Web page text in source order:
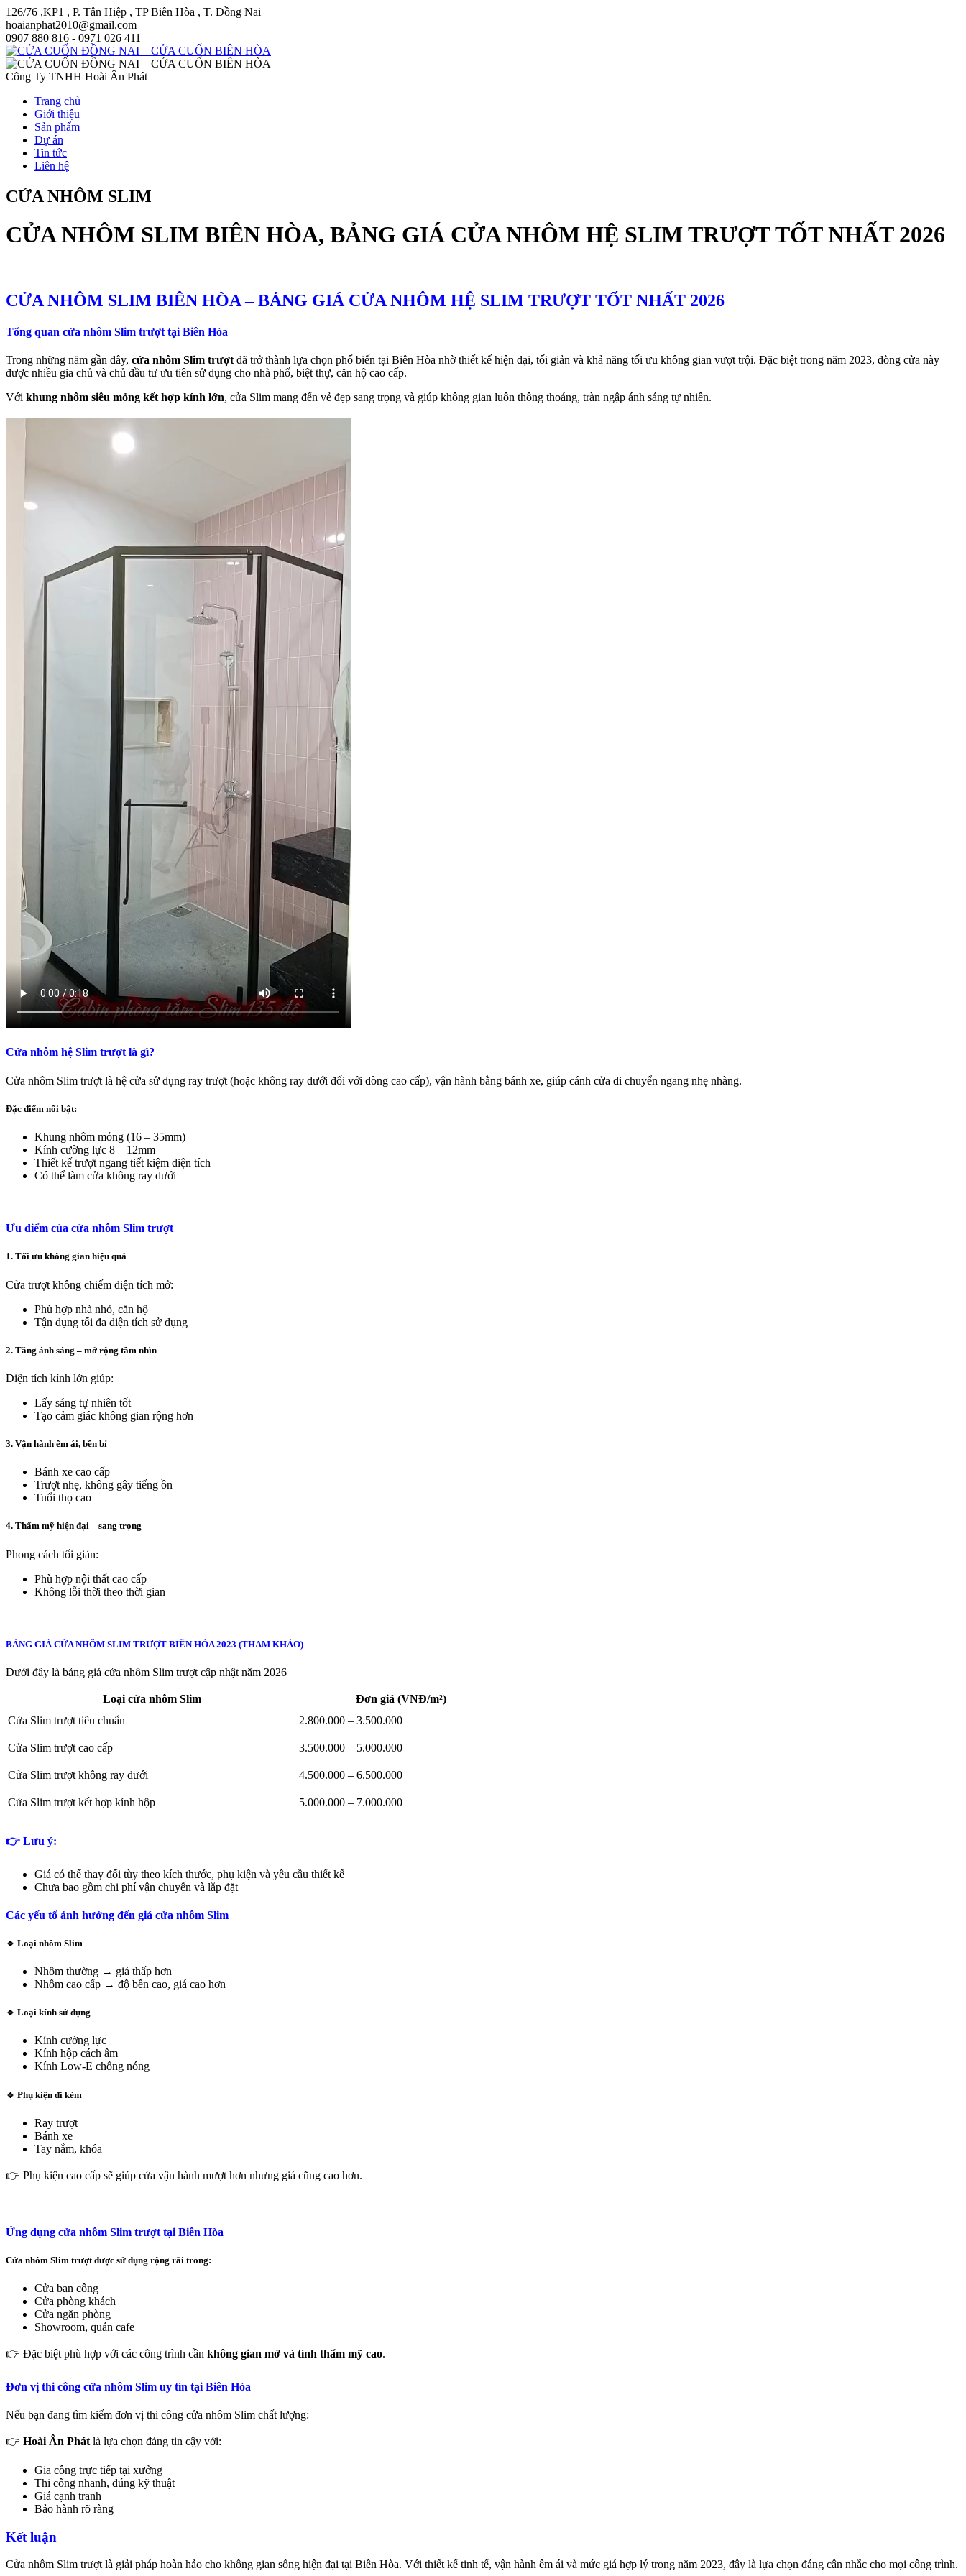
126/76 ,KP1 , P. Tân Hiệp , TP Biên Hòa , T. Đồng Nai
hoaianphat2010@gmail.com
0907 880 816 - 0971 026 411
Công Ty TNHH Hoài Ân Phát
Trang chủ
Giới thiệu
Sản phẩm
Dự án
Tin tức
Liên hệ
CỬA NHÔM SLIM
CỬA NHÔM SLIM BIÊN HÒA, BẢNG GIÁ CỬA NHÔM HỆ SLIM TRƯỢT TỐT NHẤT 2026
CỬA NHÔM SLIM BIÊN HÒA – BẢNG GIÁ CỬA NHÔM HỆ SLIM TRƯỢT TỐT NHẤT 2026
Tổng quan cửa nhôm Slim trượt tại Biên Hòa
Trong những năm gần đây, cửa nhôm Slim trượt đã trở thành lựa chọn phổ biến tại Biên Hòa nhờ thiết kế hiện đại, tối giản và khả năng tối ưu không gian vượt trội. Đặc biệt trong năm 2023, dòng cửa này
được nhiều gia chủ và chủ đầu tư ưu tiên sử dụng cho nhà phố, biệt thự, căn hộ cao cấp.
Với khung nhôm siêu mỏng kết hợp kính lớn, cửa Slim mang đến vẻ đẹp sang trọng và giúp không gian luôn thông thoáng, tràn ngập ánh sáng tự nhiên.
Cửa nhôm hệ Slim trượt là gì?
Cửa nhôm Slim trượt là hệ cửa sử dụng ray trượt (hoặc không ray dưới đối với dòng cao cấp), vận hành bằng bánh xe, giúp cánh cửa di chuyển ngang nhẹ nhàng.
Đặc điểm nổi bật:
Khung nhôm mỏng (16 – 35mm)
Kính cường lực 8 – 12mm
Thiết kế trượt ngang tiết kiệm diện tích
Có thể làm cửa không ray dưới
Ưu điểm của cửa nhôm Slim trượt
1. Tối ưu không gian hiệu quả
Cửa trượt không chiếm diện tích mở:
Phù hợp nhà nhỏ, căn hộ
Tận dụng tối đa diện tích sử dụng
2. Tăng ánh sáng – mở rộng tầm nhìn
Diện tích kính lớn giúp:
Lấy sáng tự nhiên tốt
Tạo cảm giác không gian rộng hơn
3. Vận hành êm ái, bền bỉ
Bánh xe cao cấp
Trượt nhẹ, không gây tiếng ồn
Tuổi thọ cao
4. Thẩm mỹ hiện đại – sang trọng
Phong cách tối giản:
Phù hợp nội thất cao cấp
Không lỗi thời theo thời gian
BẢNG GIÁ CỬA NHÔM SLIM TRƯỢT BIÊN HÒA 2023 (THAM KHẢO)
Dưới đây là bảng giá cửa nhôm Slim trượt cập nhật năm 2026
Loại cửa nhôm Slim
Đơn giá (VNĐ/m²)
Cửa Slim trượt tiêu chuẩn
2.800.000 – 3.500.000
Cửa Slim trượt cao cấp 3.500.000 – 5.000.000
Cửa Slim trượt không ray dưới 4.500.000 – 6.500.000
Cửa Slim trượt kết hợp kính hộp 5.000.000 – 7.000.000
👉 Lưu ý:
Giá có thể thay đổi tùy theo kích thước, phụ kiện và yêu cầu thiết kế
Chưa bao gồm chi phí vận chuyển và lắp đặt
Các yếu tố ảnh hưởng đến giá cửa nhôm Slim
🔹 Loại nhôm Slim
Nhôm thường → giá thấp hơn
Nhôm cao cấp → độ bền cao, giá cao hơn
🔹 Loại kính sử dụng
Kính cường lực
Kính hộp cách âm
Kính Low-E chống nóng
🔹 Phụ kiện đi kèm
Ray trượt
Bánh xe
Tay nắm, khóa
👉 Phụ kiện cao cấp sẽ giúp cửa vận hành mượt hơn nhưng giá cũng cao hơn.
Ứng dụng cửa nhôm Slim trượt tại Biên Hòa
Cửa nhôm Slim trượt được sử dụng rộng rãi trong:
Cửa ban công
Cửa phòng khách
Cửa ngăn phòng
Showroom, quán cafe
👉 Đặc biệt phù hợp với các công trình cần không gian mở và tính thẩm mỹ cao.
Đơn vị thi công cửa nhôm Slim uy tín tại Biên Hòa
Nếu bạn đang tìm kiếm đơn vị thi công cửa nhôm Slim chất lượng:
👉 Hoài Ân Phát là lựa chọn đáng tin cậy với:
Gia công trực tiếp tại xưởng
Thi công nhanh, đúng kỹ thuật
Giá cạnh tranh
Bảo hành rõ ràng
Kết luận
Cửa nhôm Slim trượt là giải pháp hoàn hảo cho không gian sống hiện đại tại Biên Hòa. Với thiết kế tinh tế, vận hành êm ái và mức giá hợp lý trong năm 2023, đây là lựa chọn đáng cân nhắc cho mọi công trình.